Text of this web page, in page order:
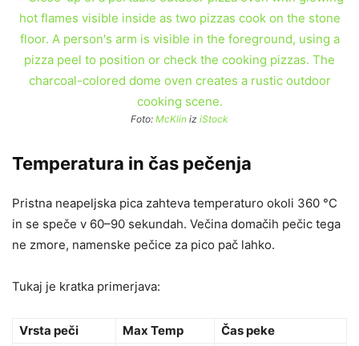
Foto: McKlin iz iStock
Temperatura in čas pečenja
Pristna neapeljska pica zahteva temperaturo okoli 360 °C
in se speče v 60–90 sekundah. Večina domačih pečic tega
ne zmore, namenske pečice za pico pač lahko.
Tukaj je kratka primerjava:
Vrsta peči Max Temp
Čas peke